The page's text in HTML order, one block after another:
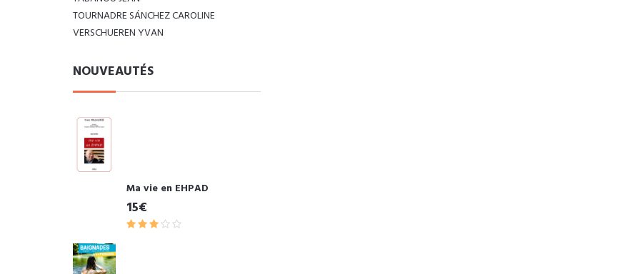
TOURNADRE SÁNCHEZ CAROLINE
VERSCHUEREN YVAN
NOUVEAUTÉS
Ma vie en EHPAD
15€